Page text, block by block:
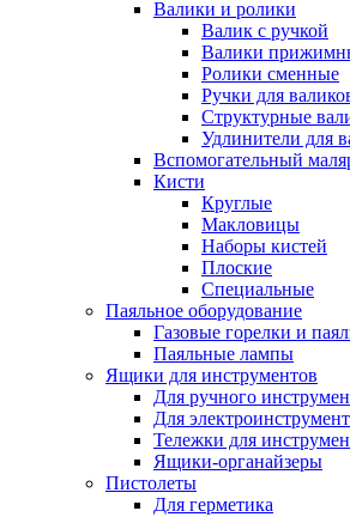
Валики и ролики
Валик с ручкой
Валики
Ролики сменные
Ручки для
Структурные
Удлинители для
Вспомогательный
Кисти
Круглые
Макловицы
Наборы кистей
Плоские
Специальные
Паяльное оборудование
Газовые горелки и
Паяльные лампы
Ящики для инструментов
Для ручного
Для
Тележки для
Ящики-органайзеры
Пистолеты
Для герметика